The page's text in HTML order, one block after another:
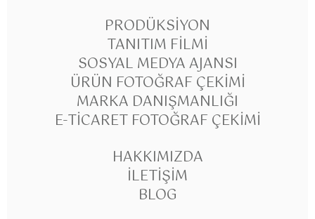
PRODÜKSIYON
TANITIM FILMI
SOSYAL MEDYA AJANSI
ÜRÜN FOTOĞRAF ÇEKIMI
MARKA DANIŞMANLIĞI
E-TICARET FOTOĞRAF ÇEKIMI
HAKKIMIZDA
İLETIŞIM
BLOG